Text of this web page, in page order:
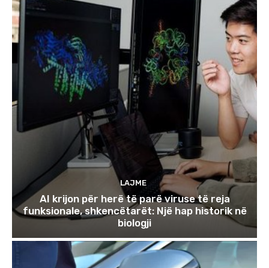
LAJME
AI krijon për herë të parë viruse të reja
funksionale, shkencëtarët: Një hap historik në
biologji